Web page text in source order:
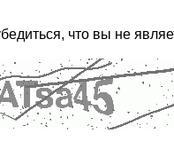
что вы не